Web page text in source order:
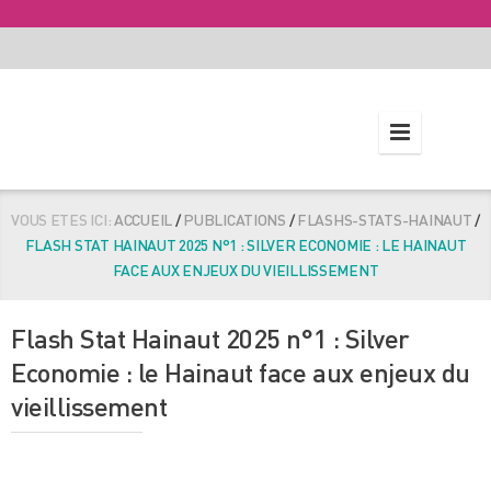
VOUS ETES ICI:ACCUEIL/PUBLICATIONS /FLASHS-STATS-HAINAUT/
FLASH STAT HAINAUT 2025 N°1 : SILVER ECONOMIE : LE HAINAUT
FACE AUX ENJEUX DU VIEILLISSEMENT
Flash Stat Hainaut 2025 n°1 : Silver
Economie : le Hainaut face aux enjeux du
vieillissement